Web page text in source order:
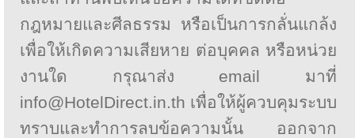
กฎหมายและศีลธรรม หรือเป็นการกลั่นแกล้ง
เพื่อให้เกิดความเสียหาย ต่อบุคคล หรือหน่วย
งานใด กรุณาส่ง email มาที่
info@HotelDirect.in.th เพื่อให้ผู้ควบคุมระบบ
ทราบและทำการลบข้อความนั้น ออกจาก